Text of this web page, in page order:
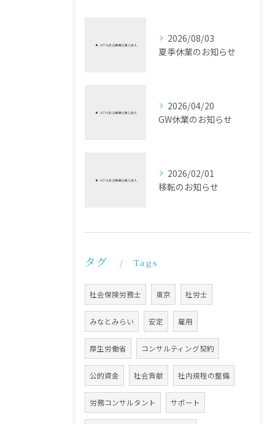
2026/08/03
夏季休業のお知らせ
2026/04/20
GW休業のお知らせ
2026/02/01
移転のお知らせ
タグ Tags
社会保険労務士 東京 社労士
みなとみらい 安定 雇用
厚生労働省 コンサルティング契約
公的資金 社会貢献 社内規程の整備
労務コンサルタント サポート